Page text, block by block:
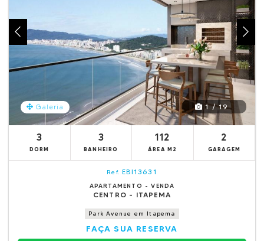
Galeria 1 / 19
3
DORM
3
BANHEIRO
112
ÁREA M2
2
GARAGEM
Ref. EBI13631
APARTAMENTO - VENDA
CENTRO - ITAPEMA
Park Avenue em Itapema
FAÇA SUA RESERVA